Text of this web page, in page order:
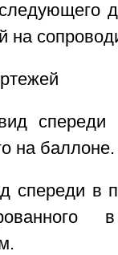
на
спереди
на баллоне.
спереди в